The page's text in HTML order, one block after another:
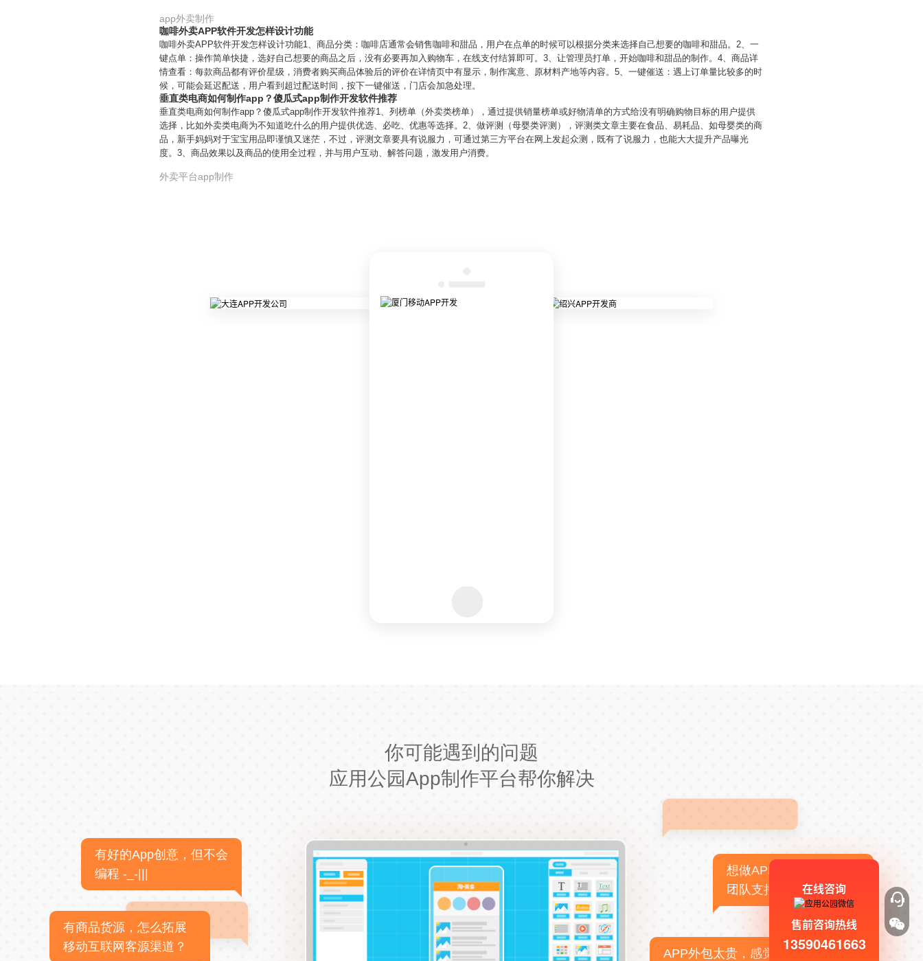
app外卖制作
咖啡外卖APP软件开发怎样设计功能
咖啡外卖APP软件开发怎样设计功能1、商品分类：咖啡店通常会销售咖啡和甜品，用户在点单的时候可以根据分类来选择自己想要的咖啡和甜品。2、一
键点单：操作简单快捷，选好自己想要的商品之后，没有必要再加入购物车，在线支付结算即可。3、让管理员打单，开始咖啡和甜品的制作。4、商品详
情查看：每款商品都有评价星级，消费者购买商品体验后的评价在详情页中有显示，制作寓意、原材料产地等内容。5、一键催送：遇上订单量比较多的时
候，可能会延迟配送，用户看到超过配送时间，按下一键催送，门店会加急处理。
垂直类电商如何制作app？傻瓜式app制作开发软件推荐
垂直类电商如何制作app？傻瓜式app制作开发软件推荐1、列榜单（外卖类榜单），通过提供销量榜单或好物清单的方式给没有明确购物目标的用户提供
选择，比如外卖类电商为不知道吃什么的用户提供优选、必吃、优惠等选择。2、做评测（母婴类评测），评测类文章主要在食品、易耗品、如母婴类的商
品，新手妈妈对于宝宝用品即谨慎又迷茫，不过，评测文章要具有说服力，可通过第三方平台在网上发起众测，既有了说服力，也能大大提升产品曝光
度。3、商品效果以及商品的使用全过程，并与用户互动、解答问题，激发用户消费。
外卖平台app制作
你可能遇到的问题
应用公园App制作平台帮你解决
有好的App创意，但不会
编程 -_-|||
有商品货源，怎么拓展
移动互联网客源渠道？
想做APP，但没有技术
团队支持
APP外包太贵，感觉不
在线咨询
售前咨询热线
13590461663